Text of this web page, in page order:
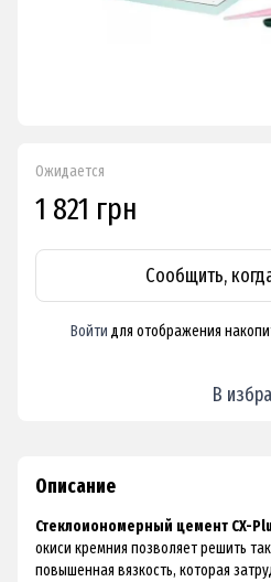
Ожидается
1 821 грн
Сообщить,
Войти для отображения
В
Описание
Стеклоиономерный цемент CX-
окиси кремния позволяет решить
повышенная вязкость, которая